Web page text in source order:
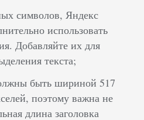
символов, Яндекс
использовать
Добавляйте их для
текста;
быть шириной 517
поэтому важна не
длина заголовка